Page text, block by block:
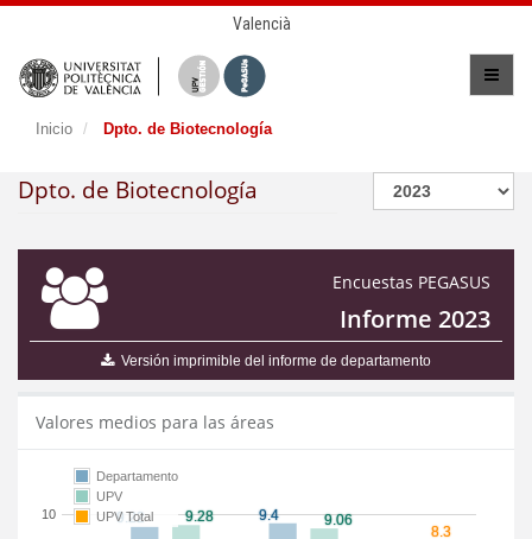
Valencià
Inicio Dpto. de Biotecnología
Dpto. de Biotecnología
Encuestas PEGASUS
Informe 2023
Versión imprimible del informe de departamento
Valores medios para las áreas
10
Departamento
UPV
UPV Total